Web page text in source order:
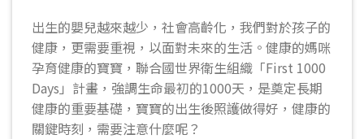
出生的嬰兒越來越少，社會高齡化，我們對於孩子的
健康，更需要重視，以面對未來的生活。健康的媽咪
孕育健康的寶寶，聯合國世界衛生組織「First 1000
Days」計畫，強調生命最初的1000天，是奠定長期
健康的重要基礎，寶寶的出生後照護做得好，健康的
關鍵時刻，需要注意什麼呢？